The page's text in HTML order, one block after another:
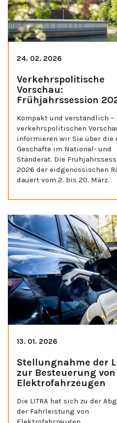
24. 02. 2026
Verkehrspolitische
Vorschau:
Frühjahrssession
Kompakt und verständlich
verkehrspolitischen
informieren wir Sie über die
Geschäfte im National- und
Ständerat. Die
2026 der eidgenössischen
dauert vom 2. bis 20. März.
13. 01. 2026
Stellungnahme der
zur Besteuerung von
Elektrofahrzeugen
Die LITRA hat sich zu der
der Fahrleistung von